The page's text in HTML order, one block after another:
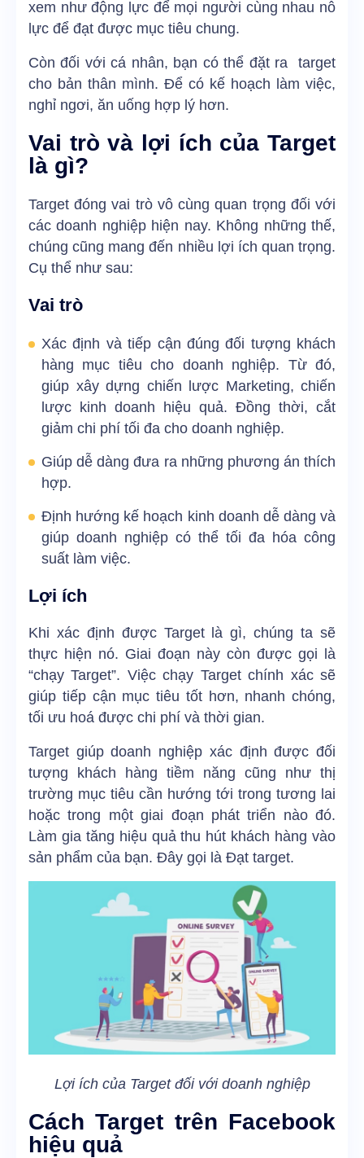
xem như động lực để mọi người cùng nhau nỗ
lực để đạt được mục tiêu chung.
Còn đối với cá nhân, bạn có thể đặt ra target
cho bản thân mình. Để có kế hoạch làm việc,
nghỉ ngơi, ăn uống hợp lý hơn.
Vai trò và lợi ích của Target
là gì?
Target đóng vai trò vô cùng quan trọng đối với
các doanh nghiệp hiện nay. Không những thế,
chúng cũng mang đến nhiều lợi ích quan trọng.
Cụ thể như sau:
Vai trò
Xác định và tiếp cận đúng đối tượng khách
hàng mục tiêu cho doanh nghiệp. Từ đó,
giúp xây dựng chiến lược Marketing, chiến
lược kinh doanh hiệu quả. Đồng thời, cắt
giảm chi phí tối đa cho doanh nghiệp.
Giúp dễ dàng đưa ra những phương án thích
hợp.
Định hướng kế hoạch kinh doanh dễ dàng và
giúp doanh nghiệp có thể tối đa hóa công
suất làm việc.
Lợi ích
Khi xác định được Target là gì, chúng ta sẽ
thực hiện nó. Giai đoạn này còn được gọi là
“chạy Target”. Việc chạy Target chính xác sẽ
giúp tiếp cận mục tiêu tốt hơn, nhanh chóng,
tối ưu hoá được chi phí và thời gian.
Target giúp doanh nghiệp xác định được đối
tượng khách hàng tiềm năng cũng như thị
trường mục tiêu cần hướng tới trong tương lai
hoặc trong một giai đoạn phát triển nào đó.
Làm gia tăng hiệu quả thu hút khách hàng vào
sản phẩm của bạn. Đây gọi là Đạt target.
Lợi ích của Target đối với doanh nghiệp
Cách Target trên Facebook
hiệu quả